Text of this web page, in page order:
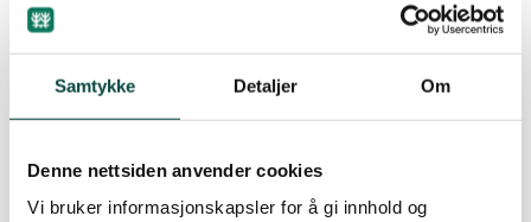
Samtykke Detaljer Om
Denne nettsiden anvender cookies
Vi bruker informasjonskapsler for å gi innhold og
Lier
Numedal
ByMartin Ødegaard
Innkalling til årsmøte